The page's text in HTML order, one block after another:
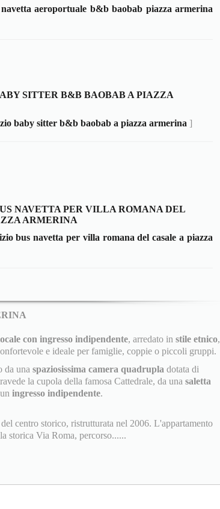
aeroportuale b&b baobab piazza armerina
SITTER B&B BAOBAB A PIAZZA
baby sitter b&b baobab a piazza armerina ]
NAVETTA PER VILLA ROMANA DEL
ARMERINA
bus navetta per villa romana del casale a piazza
con ingresso indipendente, arredato in stile etnico,
e ideale per famiglie, coppie o piccoli gruppi.
da una spaziosissima camera quadrupla dotata di
la cupola della famosa Cattedrale, da una saletta
ingresso indipendente.
centro storico, ristrutturata nel 2006. L'appartamento
storica Via Roma, percorso......